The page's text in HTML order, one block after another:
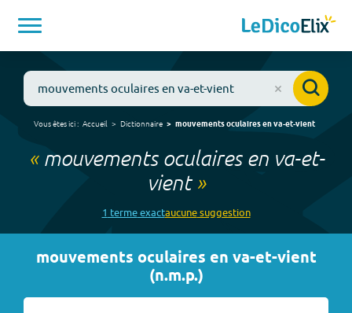
Vous êtes ici : Accueil Dictionnaire mouvements oculaires en va-et-vient
« mouvements oculaires en va-et-
vient»
1 termeexactaucunesuggestion
mouvements oculaires en va-et-vient
(n.m.p.)